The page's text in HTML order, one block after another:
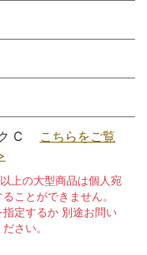
ク C
こちらをご覧
上の大型商品は個人宛
ことができません。
指定するか 別途お問い
さい。